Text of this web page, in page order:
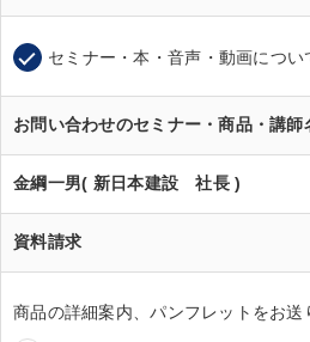
セミナー・本・音声・動画につい
お問い合わせのセミナー・商品・講師
金綱一男( 新日本建設 社長 )
資料請求
商品の詳細案内、パンフレットをお送